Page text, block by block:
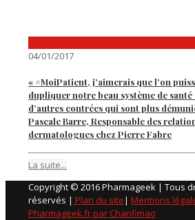
04/01/2017
« #MoiPatient, j’aimerais que l’on
dupliquer notre beau système de santé
d’autres contrées qui sont plus
Pascale Barre, Responsable des
dermatologues chez Pierre Fabre
La suite...
Copyright © 2016 Pharmageek | Tous
réservés | Plan du site| Mentions
Pharmageek.fr par Chanfimao